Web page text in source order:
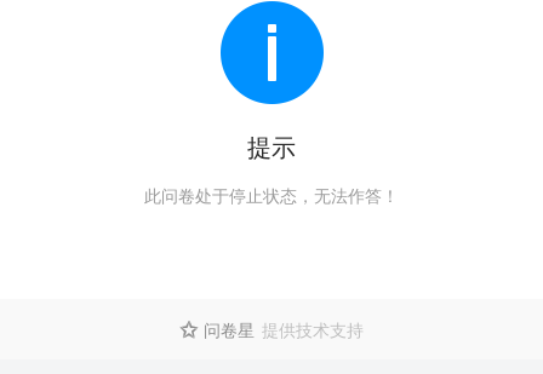
提示
此问卷处于停止状态，无法作答！
 问卷星 提供技术支持